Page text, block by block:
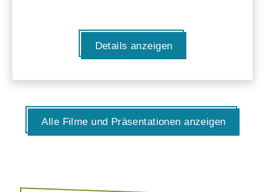
Details anzeigen
Alle Filme und Präsentationen anzeigen